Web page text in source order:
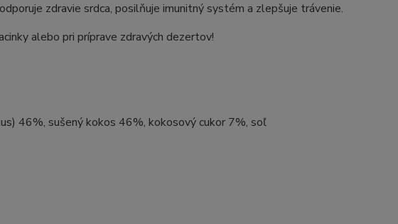
zdravie srdca, posilňuje imunitný systém a zlepšuje trávenie.
alebo pri príprave zdravých dezertov!
46%, sušený kokos 46%, kokosový cukor 7%, soľ